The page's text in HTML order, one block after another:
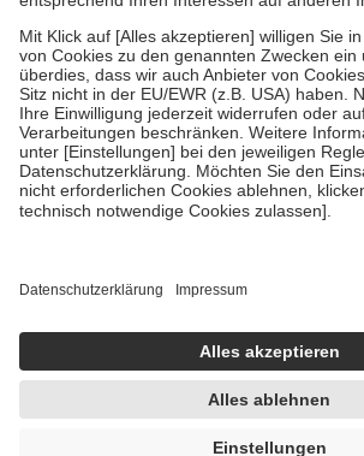
stärken und die besondere Stellung der
fallenkeine Zuzahlungenan bei:
• Kindern und Jugendlichen bis zum
mit Ausnahme der Fahrkosten
• Untersuchungen zur Vorsorge und
GKV getragen werden
• empfohlenen Schutzimpfungen
• Harn- und Blutteststreifen
getroffen, um sicherzustellen, dass es sich um
https://help.etrusted.com/hc/de/articles/
Einige Bilder und Inhalte wurden unter